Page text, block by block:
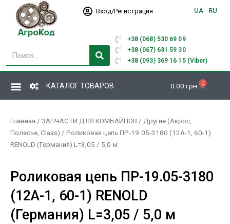
Перейти
содержимому
Вход/Регистрация UA RU
Поиск
+38 (068) 530 69 09
+38 (067) 631 59 30
+38 (093) 369 16 15 (Viber)
КАТАЛОГ ТОВАРОВ 0.00 грн. 0
Корзина
Главная / ЗАПЧАСТИ ДЛЯ КОМБАЙНОВ / Другие (Акрос,
Полесье, Claas) / Роликовая цепь ПР-19.05-3180 (12А-1, 60-1)
RENOLD (Германия) L=3,05 / 5,0 м
Роликовая цепь ПР-19.05-3180
(12А-1, 60-1) RENOLD
(Германия) L=3,05 / 5,0 м